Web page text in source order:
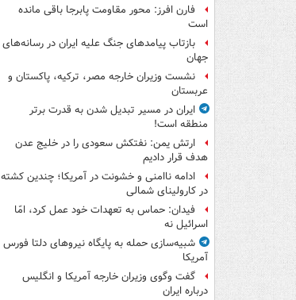
فارن افرز: محور مقاومت پابرجا باقی مانده
است
بازتاب پیامدهای جنگ علیه ایران در رسانه‌های
جهان
نشست وزیران خارجه مصر، ترکیه، پاکستان و
عربستان
ایران در مسیر تبدیل شدن به قدرت برتر
منطقه است!
ارتش یمن: نفتکش سعودی را در خلیج عدن
هدف قرار دادیم
ادامه ناامنی و خشونت در آمریکا؛ چندین کشته
در کارولینای شمالی
فیدان: حماس به تعهدات خود عمل کرد، امّا
اسرائیل نه
شبیه‌سازی حمله به پایگاه نیروهای دلتا فورس
آمریکا
گفت وگوی وزیران خارجه آمریکا و انگلیس
درباره ایران